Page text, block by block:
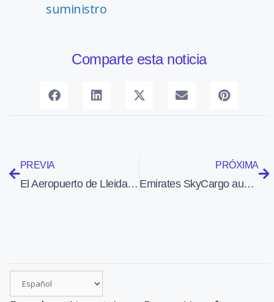
suministro
Comparte esta noticia
PREVIA
El Aeropuerto de Lleida-Alguaire aumentó un 61% las operaciones aéreas en 2024
PRÓXIMA
Emirates SkyCargo aumenta un 15 % su capacidad de carga